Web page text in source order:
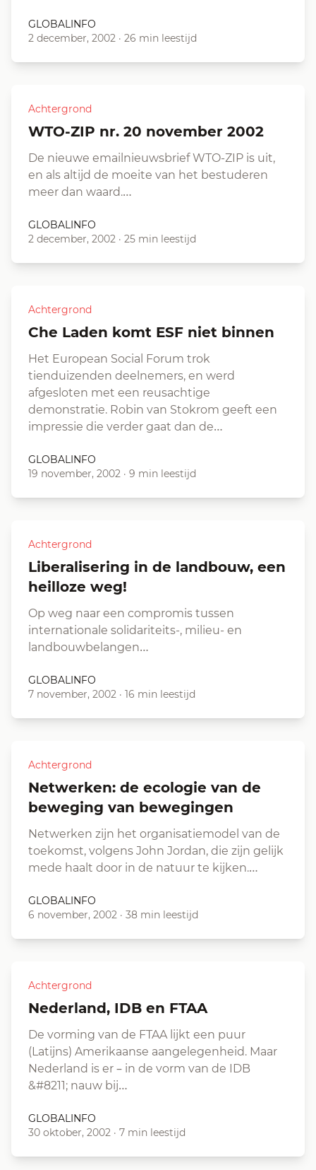
GLOBALINFO
2 december, 2002 · 26 min leestijd
Achtergrond
WTO-ZIP nr. 20 november 2002
De nieuwe emailnieuwsbrief WTO-ZIP is uit,
en als altijd de moeite van het bestuderen
meer dan waard.…
GLOBALINFO
2 december, 2002 · 25 min leestijd
Achtergrond
Che Laden komt ESF niet binnen
Het European Social Forum trok
tienduizenden deelnemers, en werd
afgesloten met een reusachtige
demonstratie. Robin van Stokrom geeft een
impressie die verder gaat dan de…
GLOBALINFO
19 november, 2002 · 9 min leestijd
Achtergrond
Liberalisering in de landbouw, een
heilloze weg!
Op weg naar een compromis tussen
internationale solidariteits-, milieu- en
landbouwbelangen…
GLOBALINFO
7 november, 2002 · 16 min leestijd
Achtergrond
Netwerken: de ecologie van de
beweging van bewegingen
Netwerken zijn het organisatiemodel van de
toekomst, volgens John Jordan, die zijn gelijk
mede haalt door in de natuur te kijken.…
GLOBALINFO
6 november, 2002 · 38 min leestijd
Achtergrond
Nederland, IDB en FTAA
De vorming van de FTAA lijkt een puur
(Latijns) Amerikaanse aangelegenheid. Maar
Nederland is er – in de vorm van de IDB
&#8211; nauw bij…
GLOBALINFO
30 oktober, 2002 · 7 min leestijd